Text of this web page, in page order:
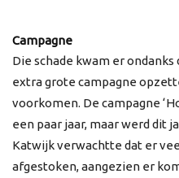
Campagne
Die schade kwam er
extra grote campagne
voorkomen. De campagne
een paar jaar, maar werd dit
Katwijk verwachtte dat er
afgestoken, aangezien er